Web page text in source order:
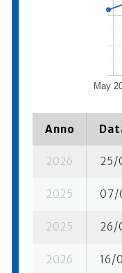
May
Anno
2026 25/
2025 07/
2025 26/
2026 16/